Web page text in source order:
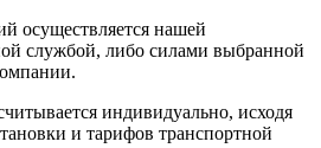
осуществляется нашей
службой, либо силами выбранной
индивидуально, исходя
и тарифов транспортной